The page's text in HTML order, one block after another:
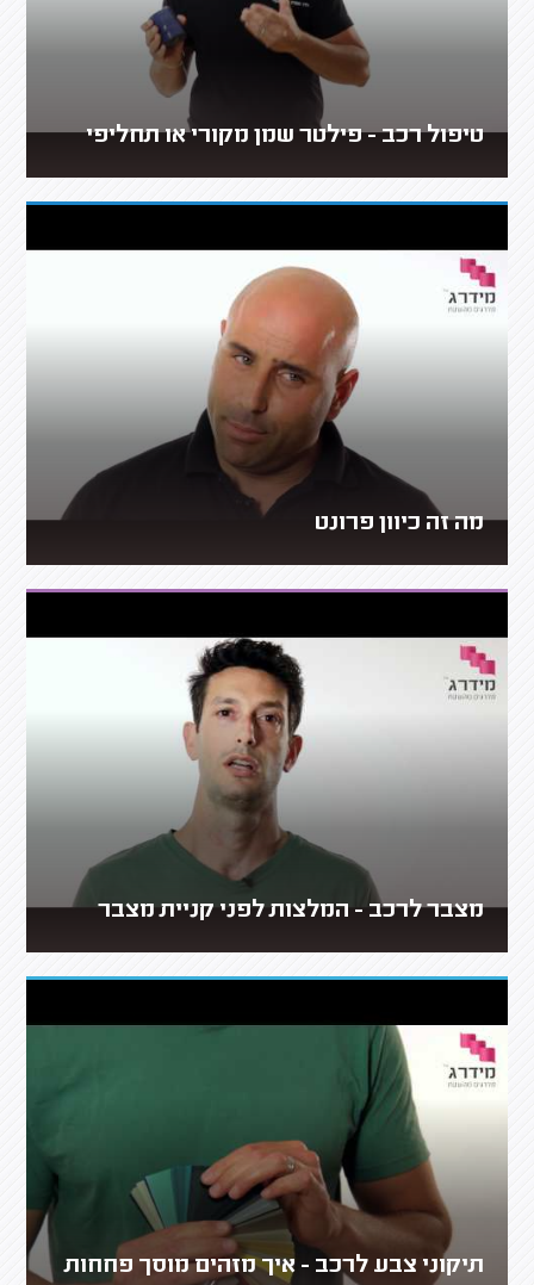
טיפול רכב - פילטר שמן מקורי או תחליפי
מה זה כיוון פרונט
מצבר לרכב - המלצות לפני קניית מצבר
תיקוני צבע לרכב - איך מזהים מוסך פחחות